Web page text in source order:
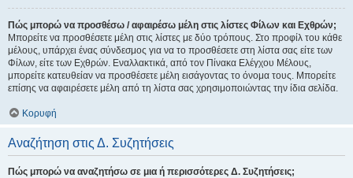
Πώς μπορώ να προσθέσω / αφαιρέσω μέλη στις λίστες Φίλων και Εχθρών;
Μπορείτε να προσθέσετε μέλη στις λίστες με δύο τρόπους. Στο προφίλ του κάθε
μέλους, υπάρχει ένας σύνδεσμος για να το προσθέσετε στη λίστα σας είτε των
Φίλων, είτε των Εχθρών. Εναλλακτικά, από τον Πίνακα Ελέγχου Μέλους,
μπορείτε κατευθείαν να προσθέσετε μέλη εισάγοντας το όνομα τους. Μπορείτε
επίσης να αφαιρέσετε μέλη από τη λίστα σας χρησιμοποιώντας την ίδια σελίδα.
Κορυφή
Αναζήτηση στις Δ. Συζητήσεις
Πώς μπορώ να αναζητήσω σε μια ή περισσότερες Δ. Συζητήσεις;